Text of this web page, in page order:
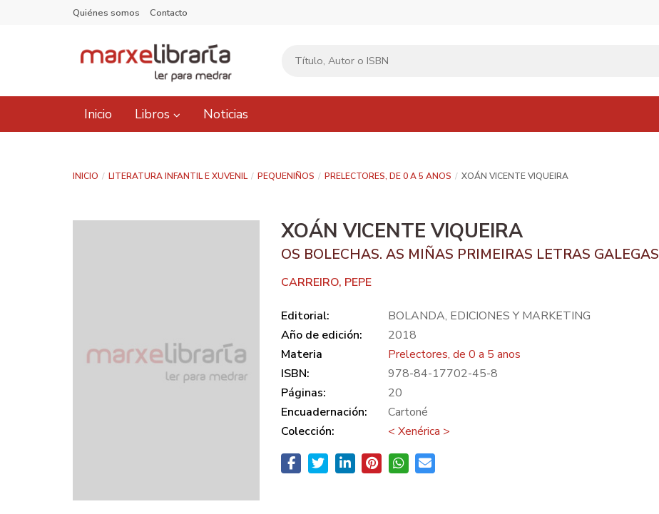
Quiénes somos Contacto
Inicio Libros Noticias
INICIO LITERATURA INFANTIL E XUVENIL PEQUENIÑOS PRELECTORES, DE 0 A 5 ANOS XOÁN VICENTE VIQUEIRA
XOÁN VICENTE VIQUEIRA
OS BOLECHAS. AS MIÑAS PRIMEIRAS LETRAS GALEGAS
CARREIRO, PEPE
Editorial:
BOLANDA, EDICIONES Y MARKETING
Año de edición:
2018
Materia
Prelectores, de 0 a 5 anos
ISBN:
978-84-17702-45-8
Páginas:
20
Encuadernación:
Cartoné
Colección:
< Xenérica >